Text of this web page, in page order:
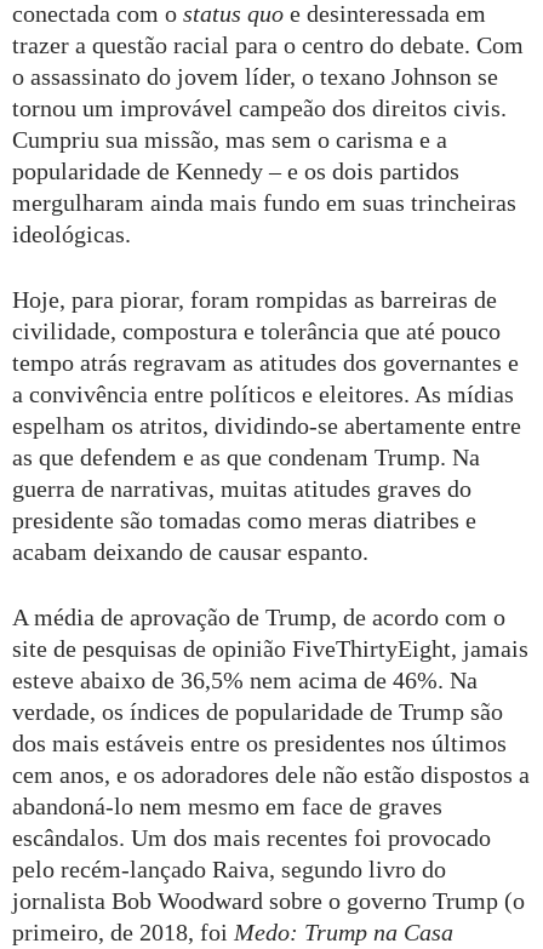
conectada com o status quo e desinteressada em
trazer a questão racial para o centro do debate. Com
o assassinato do jovem líder, o texano Johnson se
tornou um improvável campeão dos direitos civis.
Cumpriu sua missão, mas sem o carisma e a
popularidade de Kennedy – e os dois partidos
mergulharam ainda mais fundo em suas trincheiras
ideológicas.
Hoje, para piorar, foram rompidas as barreiras de
civilidade, compostura e tolerância que até pouco
tempo atrás regravam as atitudes dos governantes e
a convivência entre políticos e eleitores. As mídias
espelham os atritos, dividindo-se abertamente entre
as que defendem e as que condenam Trump. Na
guerra de narrativas, muitas atitudes graves do
presidente são tomadas como meras diatribes e
acabam deixando de causar espanto.
A média de aprovação de Trump, de acordo com o
site de pesquisas de opinião FiveThirtyEight, jamais
esteve abaixo de 36,5% nem acima de 46%. Na
verdade, os índices de popularidade de Trump são
dos mais estáveis entre os presidentes nos últimos
cem anos, e os adoradores dele não estão dispostos a
abandoná-lo nem mesmo em face de graves
escândalos. Um dos mais recentes foi provocado
pelo recém-lançado Raiva, segundo livro do
jornalista Bob Woodward sobre o governo Trump (o
primeiro, de 2018, foi Medo: Trump na Casa